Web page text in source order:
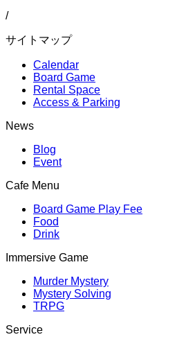
/
サイトマップ
Calendar
Board Game
Rental Space
Access & Parking
News
Blog
Event
Cafe Menu
Board Game Play Fee
Food
Drink
Immersive Game
Murder Mystery
Mystery Solving
TRPG
Service